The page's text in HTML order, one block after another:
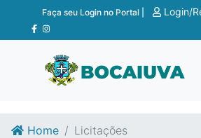
Ir para o conteúdo
Ir para o fim do conteúdo
Faça seu Login no Portal | Login/
Home Licitações